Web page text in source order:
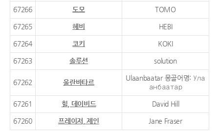
67266 도모 TOMO
67265 헤비 HEBI
67264 코키 KOKI
67263 솔루션 solution
67262 울란바타르
Ulaanbaatar 몽골어명: Ула
анбаатар
67261 힐, 데이비드 David Hill
67260 프레이저, 제인 Jane Fraser